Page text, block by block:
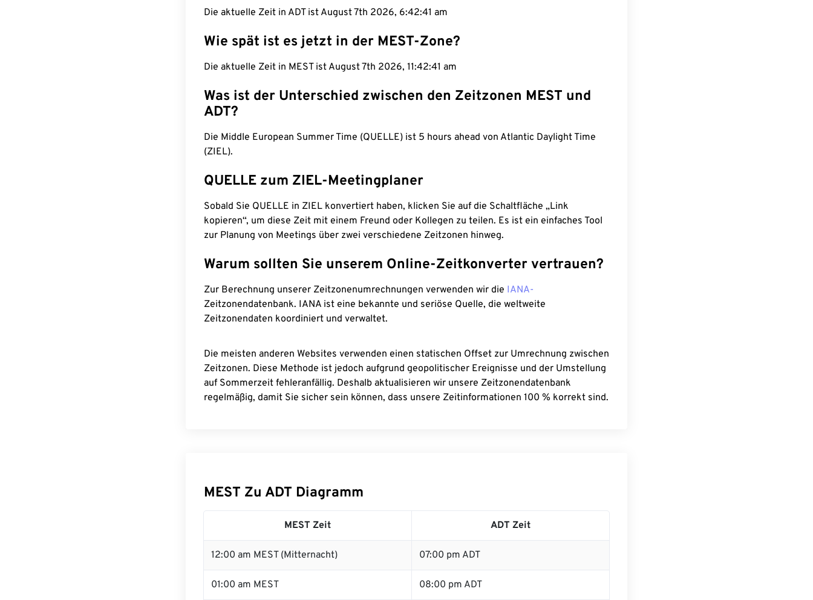
Die aktuelle Zeit in ADT ist August 7th 2026, 6:42:42 am
Wie spät ist es jetzt in der MEST-Zone?
Die aktuelle Zeit in MEST ist August 7th 2026, 11:42:42 am
Was ist der Unterschied zwischen den Zeitzonen MEST und
ADT?
Die Middle European Summer Time (QUELLE) ist 5 hours ahead von Atlantic Daylight Time
(ZIEL).
QUELLE zum ZIEL-Meetingplaner
Sobald Sie QUELLE in ZIEL konvertiert haben, klicken Sie auf die Schaltfläche „Link
kopieren“, um diese Zeit mit einem Freund oder Kollegen zu teilen. Es ist ein einfaches Tool
zur Planung von Meetings über zwei verschiedene Zeitzonen hinweg.
Warum sollten Sie unserem Online-Zeitkonverter vertrauen?
Zur Berechnung unserer Zeitzonenumrechnungen verwenden wir die IANA-
Zeitzonendatenbank. IANA ist eine bekannte und seriöse Quelle, die weltweite
Zeitzonendaten koordiniert und verwaltet.
Die meisten anderen Websites verwenden einen statischen Offset zur Umrechnung zwischen
Zeitzonen. Diese Methode ist jedoch aufgrund geopolitischer Ereignisse und der Umstellung
auf Sommerzeit fehleranfällig. Deshalb aktualisieren wir unsere Zeitzonendatenbank
regelmäßig, damit Sie sicher sein können, dass unsere Zeitinformationen 100 % korrekt sind.
MEST Zu ADT Diagramm
MEST Zeit ADT Zeit
12:00 am MEST (Mitternacht) 07:00 pm ADT
01:00 am MEST 08:00 pm ADT